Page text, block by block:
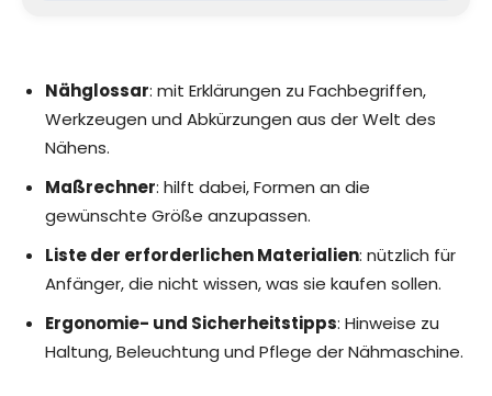
Nähglossar: mit Erklärungen zu Fachbegriffen,
Werkzeugen und Abkürzungen aus der Welt des
Nähens.
Maßrechner: hilft dabei, Formen an die
gewünschte Größe anzupassen.
Liste der erforderlichen Materialien: nützlich für
Anfänger, die nicht wissen, was sie kaufen sollen.
Ergonomie- und Sicherheitstipps: Hinweise zu
Haltung, Beleuchtung und Pflege der Nähmaschine.